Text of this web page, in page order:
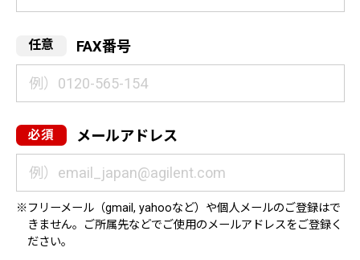
FAX番号
メールアドレス
フリーメール（gmail, yahooなど）や個人メールのご登録はで
きません。ご所属先などでご使用のメールアドレスをご登録く
ださい。